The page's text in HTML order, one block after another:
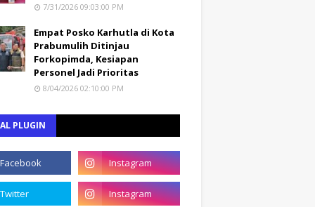
7/31/2026 09:03:00 PM
Empat Posko Karhutla di Kota
Prabumulih Ditinjau
Forkopimda, Kesiapan
Personel Jadi Prioritas
8/04/2026 02:10:00 PM
PLUGIN